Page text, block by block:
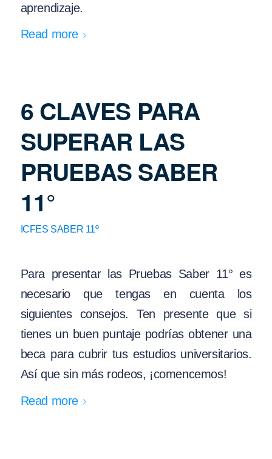
aprendizaje.
Read more
6 CLAVES PARA
SUPERAR LAS
PRUEBAS SABER
11°
ICFES SABER 11º
Para presentar las Pruebas Saber 11° es
necesario que tengas en cuenta los
siguientes consejos. Ten presente que si
tienes un buen puntaje podrías obtener una
beca para cubrir tus estudios universitarios.
Así que sin más rodeos, ¡comencemos!
Read more